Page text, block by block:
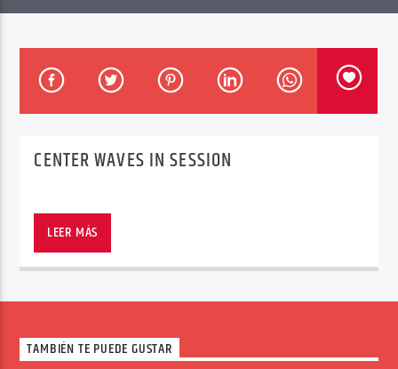
CENTER WAVES IN SESSION
No olvides rellenar el formulario y adjuntar tu
sesión de 1 hora para:
#CenterWavesInSession.Requisitos: MP3
LEER MÁS
TAMBIÉN TE PUEDE GUSTAR